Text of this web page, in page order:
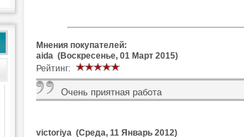
Мнения покупателей:
aida (Воскресенье, 01 Март 2015)
Рейтинг:
Очень приятная работа
victoriya (Среда, 11 Январь 2012)